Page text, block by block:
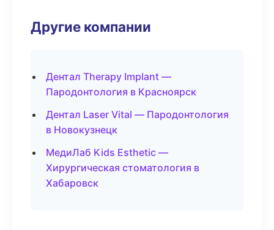
Другие компании
Дентал Therapy Implant —
Пародонтология в Красноярск
Дентал Laser Vital — Пародонтология
в Новокузнецк
МедиЛаб Kids Esthetic —
Хирургическая стоматология в
Хабаровск